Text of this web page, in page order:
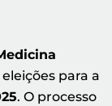
para a
. O processo